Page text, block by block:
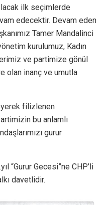
ilk seçimlerde
edecektir. Devam eden
Tamer Mandalinci
kurulumuz, Kadın
ve partimize gönül
olan inanç ve umutla
filizlenen
bu anlamlı
gurur
“Gurur Gecesi”ne CHP’li
davetlidir.